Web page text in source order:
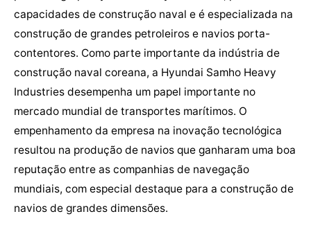
capacidades de construção naval e é especializada na
construção de grandes petroleiros e navios porta-
contentores. Como parte importante da indústria de
construção naval coreana, a Hyundai Samho Heavy
Industries desempenha um papel importante no
mercado mundial de transportes marítimos. O
empenhamento da empresa na inovação tecnológica
resultou na produção de navios que ganharam uma boa
reputação entre as companhias de navegação
mundiais, com especial destaque para a construção de
navios de grandes dimensões.